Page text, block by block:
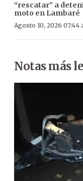
“rescatar” a
moto en Lambaré
Agosto 10, 2026 07:44
Notas más